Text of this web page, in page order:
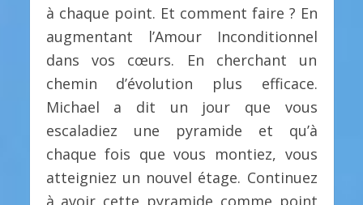
à chaque point. Et comment faire ? En
augmentant l’Amour Inconditionnel
dans vos cœurs. En cherchant un
chemin d’évolution plus efficace.
Michael a dit un jour que vous
escaladiez une pyramide et qu’à
chaque fois que vous montiez, vous
atteigniez un nouvel étage. Continuez
à avoir cette pyramide comme point